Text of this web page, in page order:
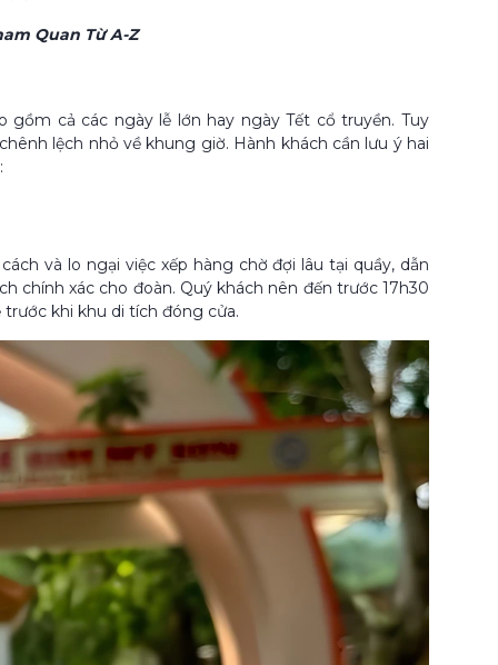
Quan Từ A-Z
cả các ngày lễ lớn hay ngày Tết cổ truyền. Tuy
lệch nhỏ về khung giờ. Hành khách cần lưu ý hai
và lo ngại việc xếp hàng chờ đợi lâu tại quầy, dẫn
chính xác cho đoàn. Quý khách nên đến trước 17h30
khi khu di tích đóng cửa.